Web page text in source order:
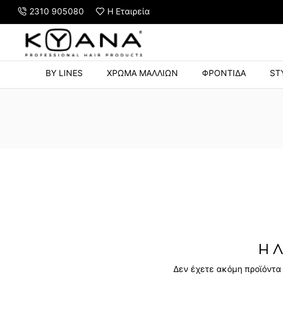
2310 905080 Η Εταιρεία
STRONG HOLD 500ml με αγορές άνω των 60€
BY LINES ΧΡΩΜΑ ΜΑΛΛΙΩΝ ΦΡΟΝΤΙΔΑ
Η
Δεν έχετε ακόμη